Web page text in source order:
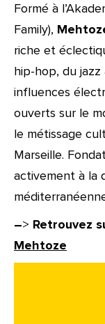
Formé à
Family),
riche et
hip-hop, du
influences
ouverts sur le
le métissage
Marseille.
activement à la
–> Retrouvez
Mehtoze